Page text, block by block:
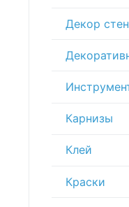
Декор стен
Карнизы
Клей
Краски